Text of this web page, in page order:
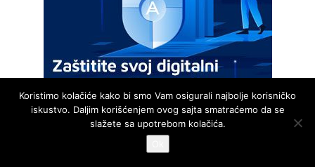
Koristimo kolačiće kako bi smo Vam osigurali najbolje korisničko
iskustvo. Daljim korišćenjem ovog sajta smatraćemo da se
slažete sa upotrebom kolačića.